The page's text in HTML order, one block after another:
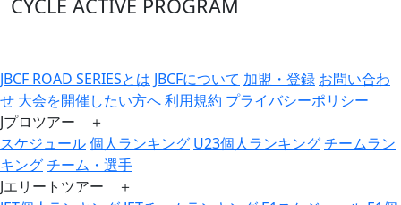
CYCLE ACTIVE PROGRAM
JBCF ROAD SERIESとは JBCFについて 加盟・登録 お問い合わ
せ 大会を開催したい方へ利用規約 プライバシーポリシー
Jプロツアー ＋
スケジュール個人ランキング U23個人ランキングチームラン
キングチーム・選手
Jエリートツアー ＋